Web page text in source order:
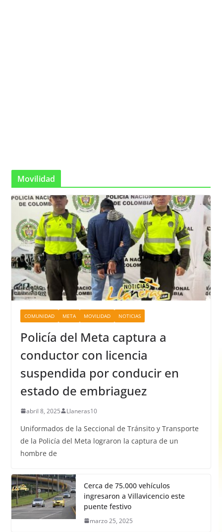
Movilidad
COMUNIDAD META MOVILIDAD NOTICIAS
Policía del Meta captura a
conductor con licencia
suspendida por conducir en
estado de embriaguez
abril 8, 2025 Llaneras10
Uniformados de la Seccional de Tránsito y Transporte
de la Policía del Meta lograron la captura de un
hombre de
Cerca de 75.000 vehículos
ingresaron a Villavicencio este
puente festivo
marzo 25, 2025